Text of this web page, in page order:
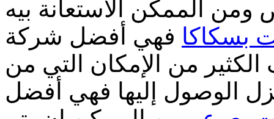
ومن الممكن الاستعانة بيه
بسكاكا فهي أفضل شركة
من الإمكان التي من
الوصول إليها فهي أفضل